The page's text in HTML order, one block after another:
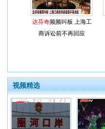
达芬奇频频叫板 上海工
商诉讼前不再回应
视频精选